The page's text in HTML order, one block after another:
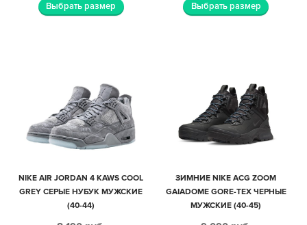
Выбрать размер Выбрать размер
NIKE AIR JORDAN 4 KAWS COOL
GREY СЕРЫЕ НУБУК МУЖСКИЕ
(40-44)
ЗИМНИЕ NIKE ACG ZOOM
GAIADOME GORE-TEX ЧЕРНЫЕ
МУЖСКИЕ (40-45)